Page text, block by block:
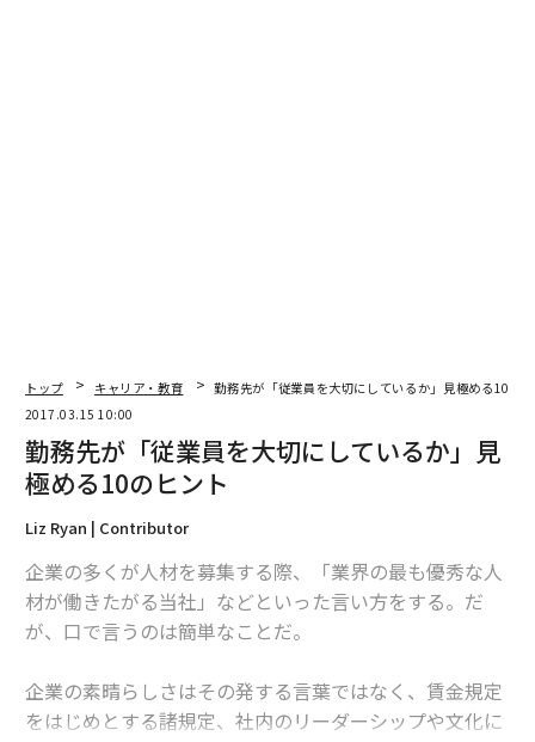
トップ キャリア・教育
勤務先が「従業員を大切にしているか」見極める10の
2017.03.15 10:00
勤務先が「従業員を大切にしているか」見
極める10のヒント
Liz Ryan | Contributor
企業の多くが人材を募集する際、「業界の最も優秀な人
材が働きたがる当社」などといった言い方をする。だ
が、口で言うのは簡単なことだ。
企業の素晴らしさはその発する言葉ではなく、賃金規定
をはじめとする諸規定、社内のリーダーシップや文化に